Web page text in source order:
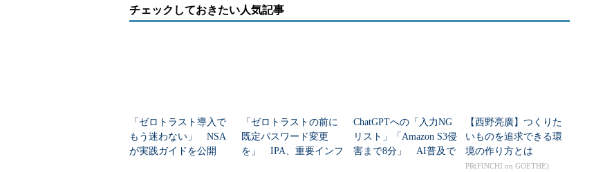
チェックしておきたい人気記事
「ゼロトラスト導入で
もう迷わない」 NSA
が実践ガイドを公開
「ゼロトラストの前に
既定パスワード変更
を」 IPA、重要インフ
ChatGPTへの「入力NG
リスト」「Amazon S3侵
害まで8分」 AI普及で
【西野亮廣】つくりた
いものを追求できる環
境の作り方とは
PR(FINCHI on GOETHE)